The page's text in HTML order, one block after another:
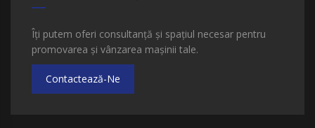
Îți putem oferi consultanță și spațiul necesar pentru
promovarea și vânzarea mașinii tale.
Contactează-Ne